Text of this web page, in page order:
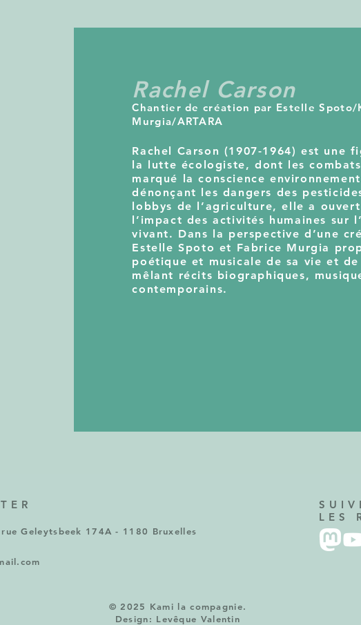
Rachel Carson
Chantier de création par Estelle Spoto/
Murgia/ARTARA
Rachel Carson (1907-1964) est une
la lutte écologiste, dont les
marqué la conscience
dénonçant les dangers des
lobbys de l’agriculture, elle a
l’impact des activités humaines sur
vivant. Dans la perspective d’une
Estelle Spoto et Fabrice Murgia
poétique et musicale de sa vie et de
mêlant récits biographiques,
contemporains.
Geleytsbeek 174A - 1180 Bruxelles
LES
© 2025 Kami la compagnie.
Design: Levêque Valentin